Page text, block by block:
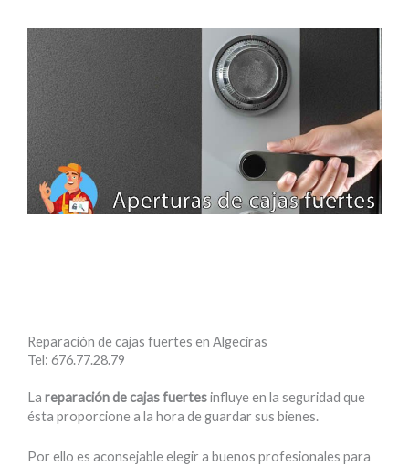
Reparación de cajas fuertes en Algeciras
Tel: 676.77.28.79
La reparación de cajas fuertesinfluye en la seguridad que
ésta proporcione a la hora de guardar sus bienes.
Por ello es aconsejable elegir a buenos profesionales para